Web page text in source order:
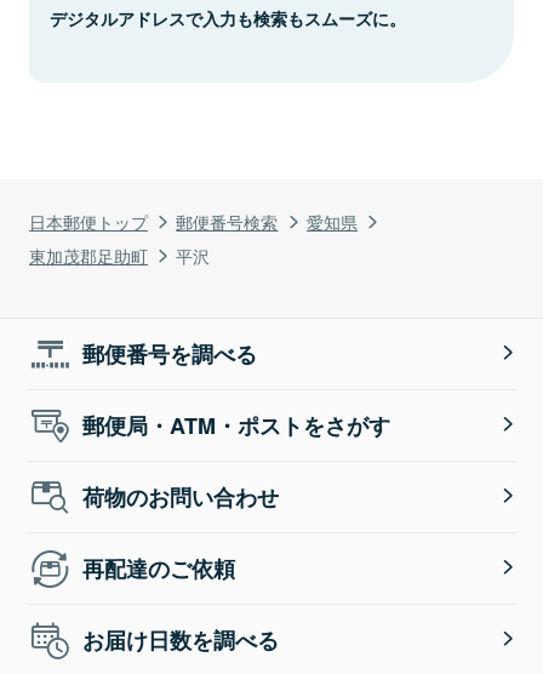
日本郵便トップ 郵便番号検索
愛知県
東加茂郡足助町
平沢
デジタルアドレスで入力も検索もスムーズに。
郵便番号を調べる
郵便局・ATM・ポストをさがす
荷物のお問い合わせ
再配達のご依頼
お届け日数を調べる